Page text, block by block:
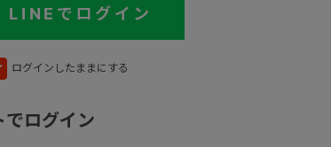
LINEでログイン
ログインしたままにする
ログイン